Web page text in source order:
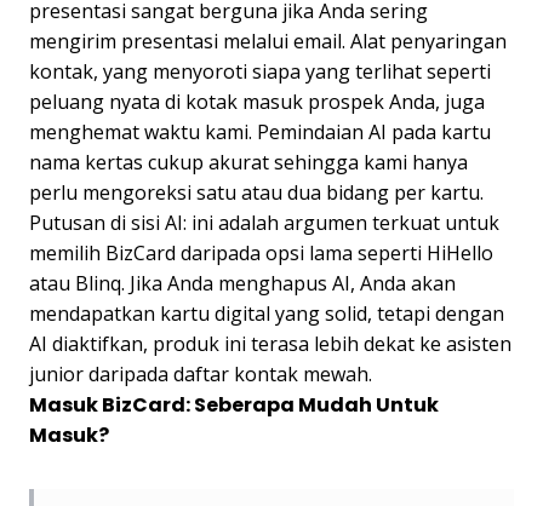
presentasi sangat berguna jika Anda sering
mengirim presentasi melalui email. Alat penyaringan
kontak, yang menyoroti siapa yang terlihat seperti
peluang nyata di kotak masuk prospek Anda, juga
menghemat waktu kami. Pemindaian AI pada kartu
nama kertas cukup akurat sehingga kami hanya
perlu mengoreksi satu atau dua bidang per kartu.
Putusan di sisi AI: ini adalah argumen terkuat untuk
memilih BizCard daripada opsi lama seperti HiHello
atau Blinq. Jika Anda menghapus AI, Anda akan
mendapatkan kartu digital yang solid, tetapi dengan
AI diaktifkan, produk ini terasa lebih dekat ke asisten
junior daripada daftar kontak mewah.
Masuk BizCard: Seberapa Mudah Untuk
Masuk?